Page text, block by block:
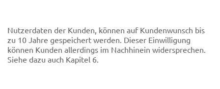
Nutzerdaten der Kunden, können auf Kundenwunsch bis
zu 10 Jahre gespeichert werden. Dieser Einwilligung
können Kunden allerdings im Nachhinein widersprechen.
Siehe dazu auch Kapitel 6.